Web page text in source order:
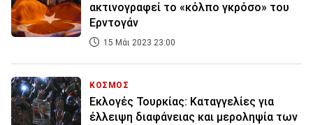
ακτινογραφεί το «κόλπο γκρόσο» του
Ερντογάν
15 Μάι 2023 23:00
ΚΟΣΜΟΣ
Εκλογές Τουρκίας: Καταγγελίες για
έλλειψη διαφάνειας και μεροληψία των